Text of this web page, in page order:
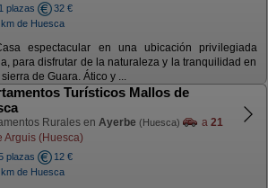
plazas
32 €
km de Huesca
espectacular en una ubicación privilegiada
para disfrutar de la naturaleza y la tranquilidad en
de Guara. Ático y ...
Turísticos Mallos de
Rurales en Ayerbe (Huesca) a 21
Arguis (Huesca)
plazas
12 €
de Huesca